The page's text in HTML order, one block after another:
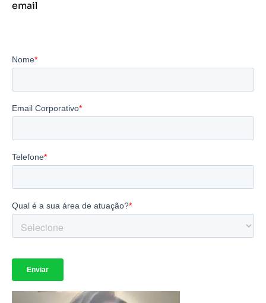
email